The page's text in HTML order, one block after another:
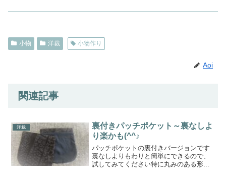
小物 洋裁 小物作り
Aoi
関連記事
洋裁
裏付きパッチポケット～裏なしよ
り楽かも(^^♪
パッチポケットの裏付きバージョンです
裏なしよりもわりと簡単にできるので、
試してみてください特に丸みのある形の